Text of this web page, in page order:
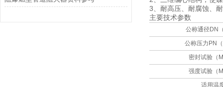
3、耐高压、耐腐蚀、
主要技术参数
公称通径DN
公称压力PN
密封试验（
强度试验（
适用温